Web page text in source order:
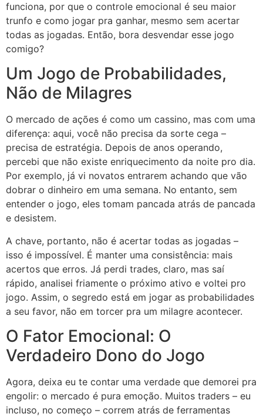
funciona, por que o controle emocional é seu maior
trunfo e como jogar pra ganhar, mesmo sem acertar
todas as jogadas. Então, bora desvendar esse jogo
comigo?
Um Jogo de Probabilidades,
Não de Milagres
O mercado de ações é como um cassino, mas com uma
diferença: aqui, você não precisa da sorte cega –
precisa de estratégia. Depois de anos operando,
percebi que não existe enriquecimento da noite pro dia.
Por exemplo, já vi novatos entrarem achando que vão
dobrar o dinheiro em uma semana. No entanto, sem
entender o jogo, eles tomam pancada atrás de pancada
e desistem.
A chave, portanto, não é acertar todas as jogadas –
isso é impossível. É manter uma consistência: mais
acertos que erros. Já perdi trades, claro, mas saí
rápido, analisei friamente o próximo ativo e voltei pro
jogo. Assim, o segredo está em jogar as probabilidades
a seu favor, não em torcer pra um milagre acontecer.
O Fator Emocional: O
Verdadeiro Dono do Jogo
Agora, deixa eu te contar uma verdade que demorei pra
engolir: o mercado é pura emoção. Muitos traders – eu
incluso, no começo – correm atrás de ferramentas